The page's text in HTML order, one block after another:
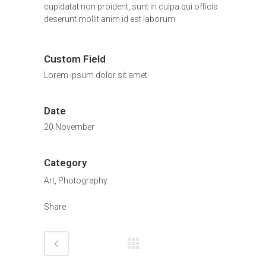
cupidatat non proident, sunt in culpa qui officia
deserunt mollit anim id est laborum
Custom Field
Lorem ipsum dolor sit amet
Date
20 November
Category
Art, Photography
Share